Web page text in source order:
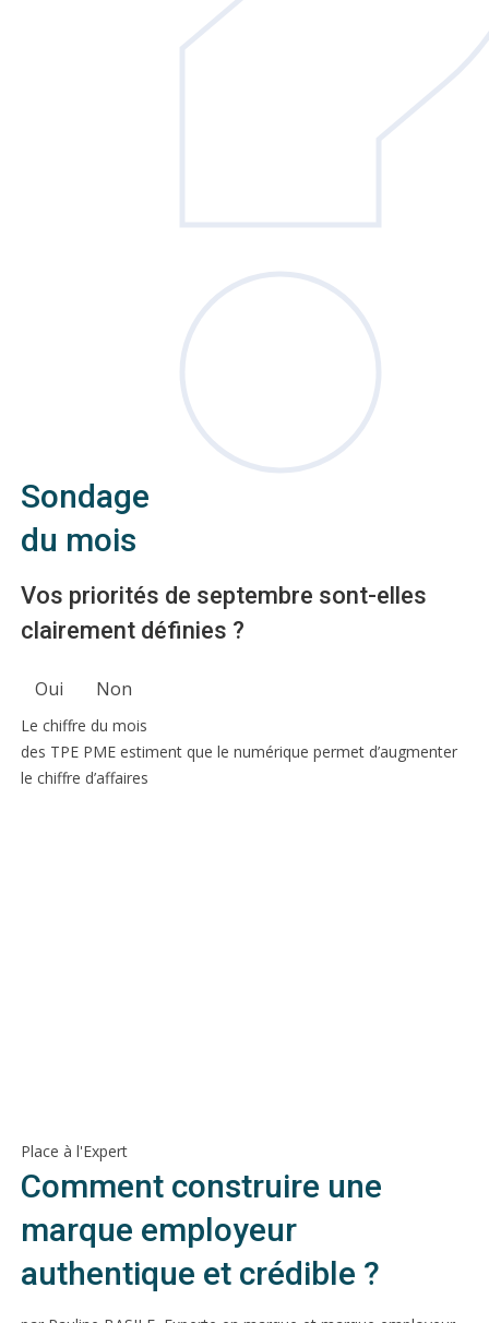
Sondage
du mois
Vos priorités de septembre sont-elles
clairement définies ?
Oui Non
Le chiffre du mois
des TPE PME estiment que le numérique permet d’augmenter
le chiffre d’affaires
Place à l'Expert
Comment construire une
marque employeur
authentique et crédible ?